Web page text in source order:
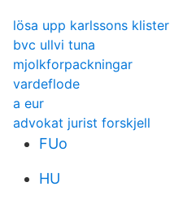
lösa upp karlssons klister
bvc ullvi tuna
mjolkforpackningar
vardeflode
a eur
advokat jurist forskjell
FUo
HU